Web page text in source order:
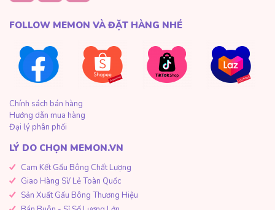
FOLLOW MEMON VÀ ĐẶT HÀNG NHÉ
Chính sách bán hàng
Hướng dẫn mua hàng
Đại lý phân phối
LÝ DO CHỌN MEMON.VN
Cam Kết Gấu Bông Chất Lượng
Giao Hàng Sỉ/ Lẻ Toàn Quốc
Sản Xuất Gấu Bông Thương Hiệu